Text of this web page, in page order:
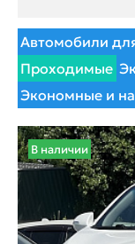
Автомобили
Проходимые
Экономные и
В наличии